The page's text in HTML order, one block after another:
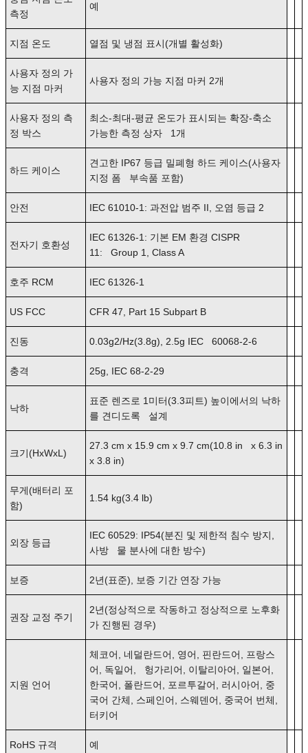
측정
예
지점 온도 열점 및 냉점 표시(개별 활성화)
사용자 정의 가
능 지점 마커
사용자 정의 가능 지점 마커 2개
사용자 정의 측
정 박스
최소-최대-평균 온도가 표시되는 확장-축소
가능한 측정 상자 1개
하드 케이스
견고한 IP67 등급 밀폐형 하드 케이스(사용자
지정 폼 부속품 포함)
안전 IEC 61010-1: 과전압 범주 II, 오염 등급 2
전자기 호환성
IEC 61326-1: 기본 EM 환경 CISPR
11: Group 1, Class A
호주 RCM IEC 61326-1
US FCC CFR 47, Part 15 Subpart B
진동 0.03g2/Hz(3.8g), 2.5g IEC 60068-2-6
충격 25g, IEC 68-2-29
낙하
표준 렌즈로 1미터(3.3피트) 높이에서의 낙하
를 견디도록 설계
크기(HxWxL)
27.3 cm x 15.9 cm x 9.7 cm(10.8 in x 6.3 in
x 3.8 in)
무게(배터리 포
함)
1.54 kg(3.4 lb)
외장 등급
IEC 60529: IP54(분진 및 제한적 침수 방지,
사방 물 분사에 대한 방수)
보증 2년(표준), 보증 기간 연장 가능
권장 교정 주기
2년(정상적으로 작동하고 정상적으로 노후화
가 진행된 경우)
지원 언어
체코어, 네덜란드어, 영어, 핀란드어, 프랑스
어, 독일어, 헝가리어, 이탈리아어, 일본어,
한국어, 폴란드어, 포르투갈어, 러시아어, 중
국어 간체, 스페인어, 스웨덴어, 중국어 번체,
터키어
RoHS 규격 예